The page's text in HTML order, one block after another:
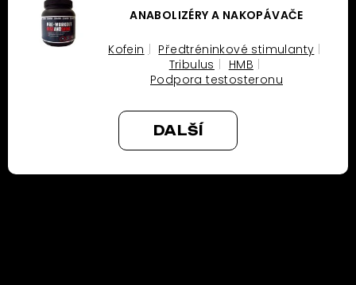
ANABOLIZÉRY A NAKOPÁVAČE
Kofein
Předtréninkové stimulanty
Tribulus
HMB
Podpora testosteronu
DALŠÍ